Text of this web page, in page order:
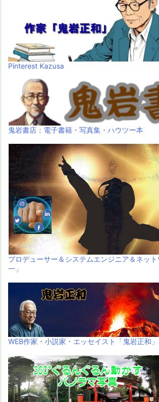
Pinterest Kazusa
鬼岩書店：電子書籍・写真集・ハウツー本
プロデューサー＆システムエンジニア＆ネッ
一」
WEB作家・小説家・エッセイスト「鬼岩正和」